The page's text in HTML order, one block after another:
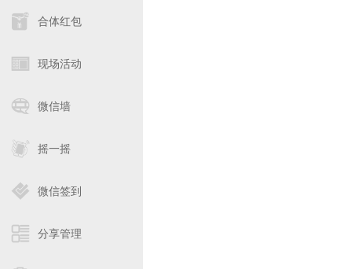
合体红包
现场活动
微信墙
摇一摇
微信签到
分享管理